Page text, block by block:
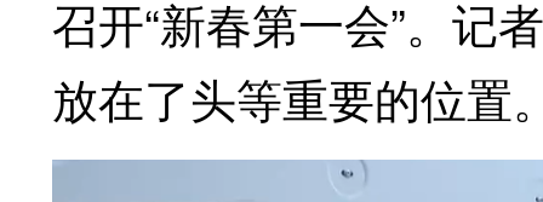
召开“新春第一会”。记
放在了头等重要的位置